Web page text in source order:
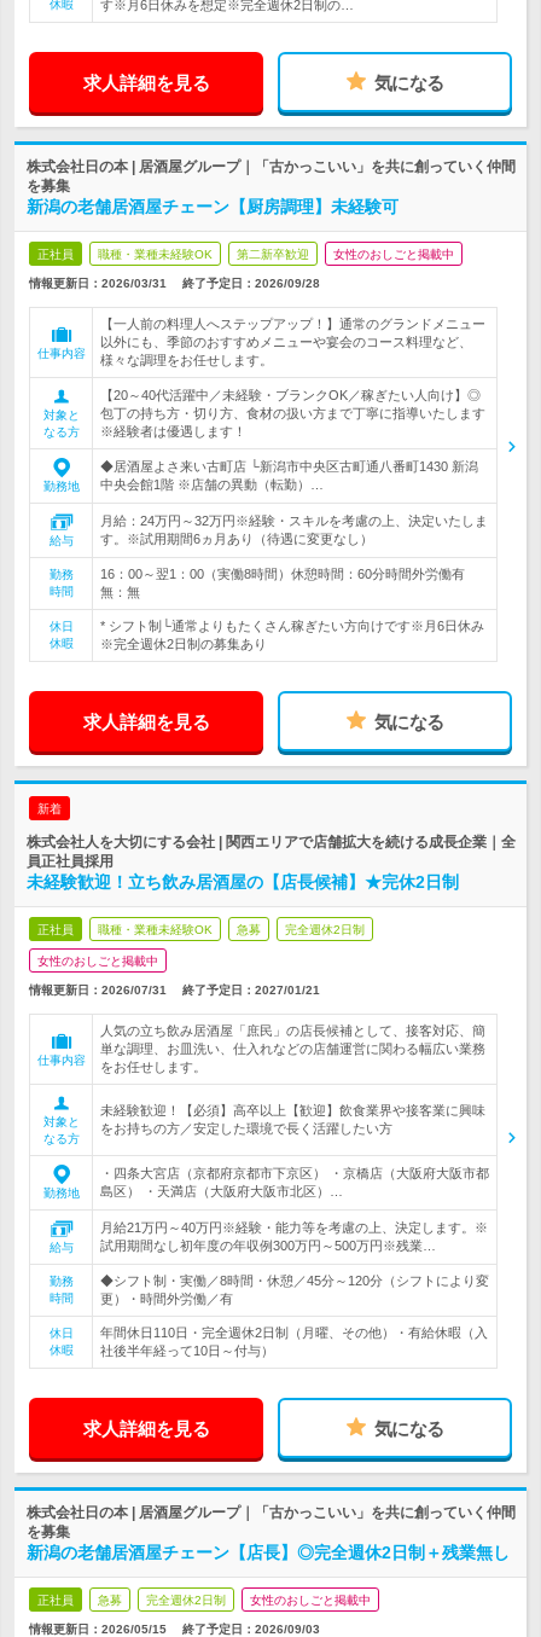
休暇 す※月6日休みを想定※完全週休2日制の…
求人詳細を見る 気になる
株式会社日の本 | 居酒屋グループ｜「古かっこいい」を共に創っていく仲間
を募集
新潟の老舗居酒屋チェーン【厨房調理】未経験可
正社員 職種・業種未経験OK 第二新卒歓迎 女性のおしごと掲載中
情報更新日：2026/03/31 終了予定日： 2026/09/28
仕事内容
【一人前の料理人へステップアップ！】通常のグランドメニュー
以外にも、季節のおすすめメニューや宴会のコース料理など、
様々な調理をお任せします。
対象と
なる方
【20～40代活躍中／未経験・ブランクOK／稼ぎたい人向け】◎
包丁の持ち方・切り方、食材の扱い方まで丁寧に指導いたします
※経験者は優遇します！
勤務地
◆居酒屋よさ来い古町店 └新潟市中央区古町通八番町1430 新潟
中央会館1階 ※店舗の異動（転勤）…
給与
月給：24万円～32万円※経験・スキルを考慮の上、決定いたしま
す。※試用期間6ヵ月あり（待遇に変更なし）
勤務
時間
16：00～翌1：00（実働8時間）休憩時間：60分時間外労働有
無：無
休日
休暇
* シフト制└通常よりもたくさん稼ぎたい方向けです※月6日休み
※完全週休2日制の募集あり
求人詳細を見る 気になる
新着
株式会社人を大切にする会社 | 関西エリアで店舗拡大を続ける成長企業｜全
員正社員採用
未経験歓迎！立ち飲み居酒屋の【店長候補】★完休2日制
正社員 職種・業種未経験OK 急募 完全週休2日制
女性のおしごと掲載中
情報更新日：2026/07/31 終了予定日： 2027/01/21
仕事内容
人気の立ち飲み居酒屋「庶民」の店長候補として、接客対応、簡
単な調理、お皿洗い、仕入れなどの店舗運営に関わる幅広い業務
をお任せします。
対象と
なる方
未経験歓迎！【必須】高卒以上【歓迎】飲食業界や接客業に興味
をお持ちの方／安定した環境で長く活躍したい方
勤務地
・四条大宮店（京都府京都市下京区） ・京橋店（大阪府大阪市都
島区） ・天満店（大阪府大阪市北区）…
給与
月給21万円～40万円※経験・能力等を考慮の上、決定します。※
試用期間なし初年度の年収例300万円～500万円※残業…
勤務
時間
◆シフト制・実働／8時間・休憩／45分～120分（シフトにより変
更）・時間外労働／有
休日
休暇
年間休日110日・完全週休2日制（月曜、その他）・有給休暇（入
社後半年経って10日～付与）
求人詳細を見る 気になる
株式会社日の本 | 居酒屋グループ｜「古かっこいい」を共に創っていく仲間
を募集
新潟の老舗居酒屋チェーン【店長】◎完全週休2日制＋残業無し
正社員 急募 完全週休2日制 女性のおしごと掲載中
情報更新日：2026/05/15 終了予定日： 2026/09/03